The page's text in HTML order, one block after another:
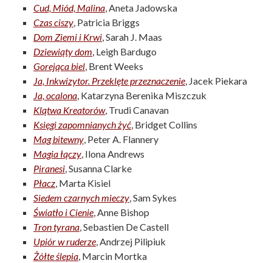
Cud, Miód, Malina, Aneta Jadowska
Czas ciszy, Patricia Briggs
Dom Ziemi i Krwi, Sarah J. Maas
Dziewiąty dom, Leigh Bardugo
Gorejąca biel, Brent Weeks
Ja, Inkwizytor. Przeklęte przeznaczenie, Jacek Piekara
Ja, ocalona, Katarzyna Berenika Miszczuk
Klątwa Kreatorów, Trudi Canavan
Księgi zapomnianych żyć, Bridget Collins
Mag bitewny, Peter A. Flannery
Magia łączy, Ilona Andrews
Piranesi, Susanna Clarke
Płacz, Marta Kisiel
Siedem czarnych mieczy, Sam Sykes
Światło i Cienie, Anne Bishop
Tron tyrana, Sebastien De Castell
Upiór w ruderze, Andrzej Pilipiuk
Żółte ślepia, Marcin Mortka